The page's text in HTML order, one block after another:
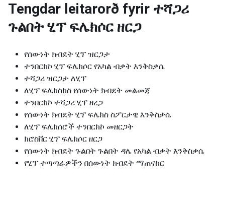
Tengdar leitarorð fyrir ተሻጋሪ
ጉልበት ሂፕ ፍሌክሶር ዘርጋ
የሰውነት ክብደት ሂፕ ዝርጋታ
ተንበርክኮ ሂፕ ፍሌክሶር የአካል ብቃት እንቅስቃሴ
ተሻጋሪ ዝርጋታ ለሂፕ
ለሂፕ ፍሌክስክስ የሰውነት ክብደት መልመጃ
ተንበርክኮ ተሻጋሪ ሂፕ ዘረጋ
የሰውነት ክብደት ሂፕ ፍሌክስ ስፖርታዊ እንቅስቃሴ
ለሂፕ ፍሌክሰሮች ተንበርክኮ መዘርጋት
ክሮስቨር ሂፕ ፍሌክሶር ዘርጋ
የሰውነት ክብደት ጉልበት ጉልበት ዳሌ የአካል ብቃት እንቅስቃሴ
የሂፕ ተጣጣፊዎችን በሰውነት ክብደት ማጠናከር